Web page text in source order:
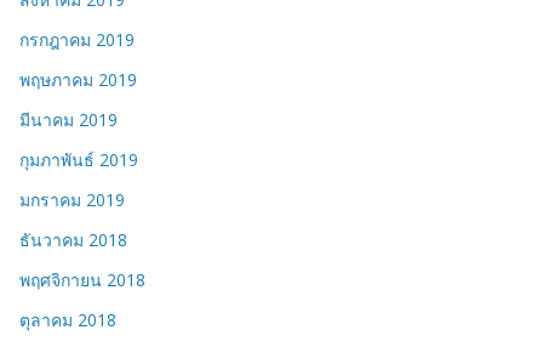
กรกฎาคม 2019
พฤษภาคม 2019
มีนาคม 2019
กุมภาพันธ์ 2019
มกราคม 2019
ธันวาคม 2018
พฤศจิกายน 2018
ตุลาคม 2018